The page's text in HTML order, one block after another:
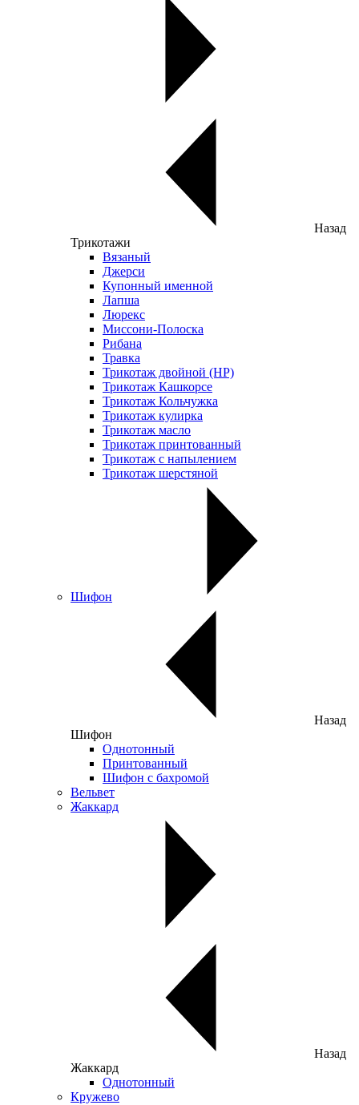
Назад
Трикотажи
Вязаный
Джерси
Купонный именной
Лапша
Люрекс
Миссони-Полоска
Рибана
Травка
Трикотаж двойной (НР)
Трикотаж Кашкорсе
Трикотаж Кольчужка
Трикотаж кулирка
Трикотаж масло
Трикотаж принтованный
Трикотаж с напылением
Трикотаж шерстяной
Шифон
Назад
Шифон
Однотонный
Принтованный
Шифон с бахромой
Вельвет
Жаккард
Назад
Жаккард
Однотонный
Кружево